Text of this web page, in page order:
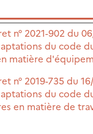
n° 2021-902 du
du code
matière
n° 2019-735 du
du code
en matière de